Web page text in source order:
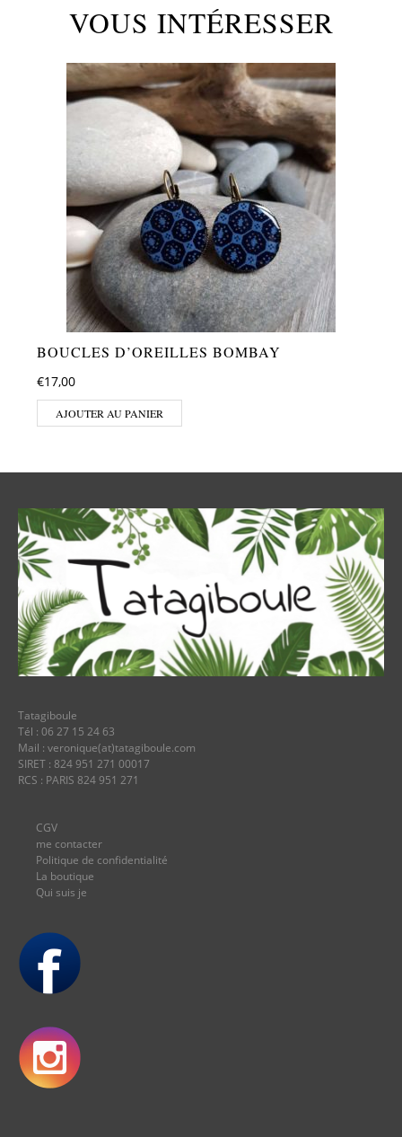
VOUS INTÉRESSER
BOUCLES D’OREILLES BOMBAY
€17,00
AJOUTER AU PANIER
Tatagiboule
Tél : 06 27 15 24 63
Mail : veronique(at)tatagiboule.com
SIRET : 824 951 271 00017
RCS : PARIS 824 951 271
CGV
me contacter
Politique de confidentialité
La boutique
Qui suis je